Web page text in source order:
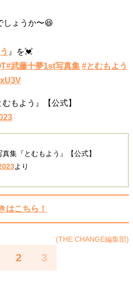
代のリアル
美しさの哲学
親になるということ
移住という選択
60代のネクストステージ
しょうか〜😆
』を💓
#武藤十夢1st写真集 #とむもよう
もよう』【公式】
集『とむもよう』【公式】
より
はこちら！
(THE CHANGE編集部)
2 3